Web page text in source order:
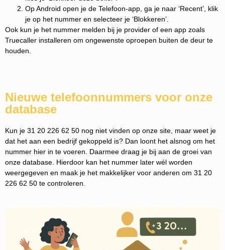
Op Android open je de Telefoon-app, ga je naar ‘Recent’, klik
je op het nummer en selecteer je ‘Blokkeren’.
Ook kun je het nummer melden bij je provider of een app zoals
Truecaller installeren om ongewenste oproepen buiten de deur te
houden.
Nieuwe telefoonnummers voor onze
database
Kun je 31 20 226 62 50 nog niet vinden op onze site, maar weet je
dat het aan een bedrijf gekoppeld is? Dan loont het alsnog om het
nummer hier in te voeren. Daarmee draag je bij aan de groei van
onze database. Hierdoor kan het nummer later wél worden
weergegeven en maak je het makkelijker voor anderen om 31 20
226 62 50 te controleren.